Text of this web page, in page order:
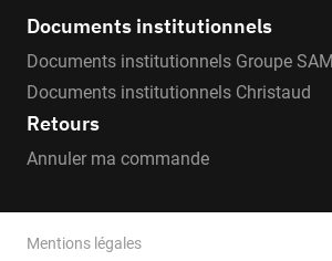
Documents institutionnels
Documents institutionnels Groupe
Documents institutionnels Christaud
Retours
Annuler ma commande
Mentions légales